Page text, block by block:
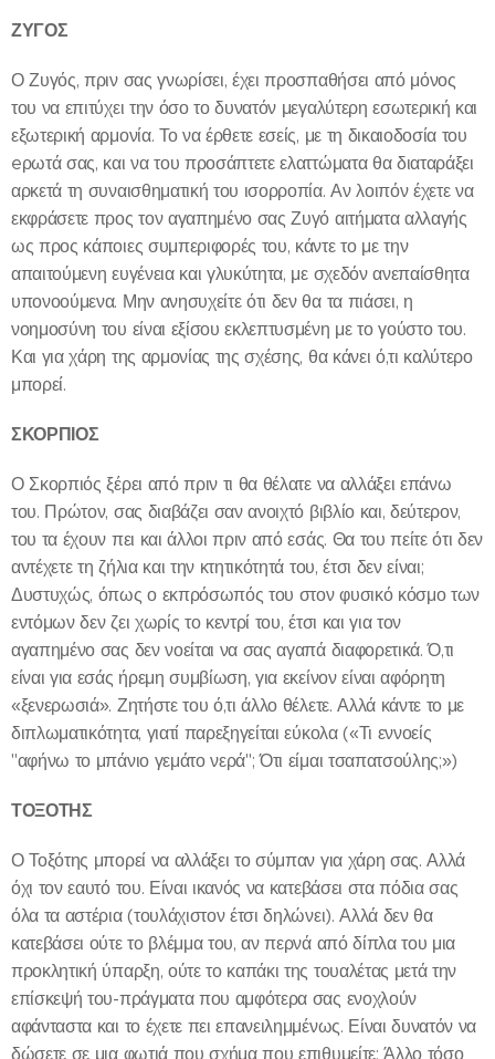
ΖΥΓΟΣ
Ο Ζυγός, πριν σας γνωρίσει, έχει προσπαθήσει από μόνος
του να επιτύχει την όσο το δυνατόν μεγαλύτερη εσωτερική και
εξωτερική αρμονία. Το να έρθετε εσείς, με τη δικαιοδοσία του
eρωτά σας, και να του προσάπτετε ελαττώματα θα διαταράξει
αρκετά τη συναισθηματική του ισορροπία. Αν λοιπόν έχετε να
εκφράσετε προς τον αγαπημένο σας Ζυγό αιτήματα αλλαγής
ως προς κάποιες συμπεριφορές του, κάντε το με την
απαιτούμενη ευγένεια και γλυκύτητα, με σχεδόν ανεπαίσθητα
υπονοούμενα. Μην ανησυχείτε ότι δεν θα τα πιάσει, η
νοημοσύνη του είναι εξίσου εκλεπτυσμένη με το γούστο του.
Και για χάρη της αρμονίας της σχέσης, θα κάνει ό,τι καλύτερο
μπορεί.
ΣΚΟΡΠΙΟΣ
Ο Σκορπιός ξέρει από πριν τι θα θέλατε να αλλάξει επάνω
του. Πρώτον, σας διαβάζει σαν ανοιχτό βιβλίο και, δεύτερον,
του τα έχουν πει και άλλοι πριν από εσάς. Θα του πείτε ότι δεν
αντέχετε τη ζήλια και την κτητικότητά του, έτσι δεν είναι;
Δυστυχώς, όπως ο εκπρόσωπός του στον φυσικό κόσμο των
εντόμων δεν ζει χωρίς το κεντρί του, έτσι και για τον
αγαπημένο σας δεν νοείται να σας αγαπά διαφορετικά. Ό,τι
είναι για εσάς ήρεμη συμβίωση, για εκείνον είναι αφόρητη
«ξενερωσιά». Ζητήστε του ό,τι άλλο θέλετε. Αλλά κάντε το με
διπλωματικότητα, γιατί παρεξηγείται εύκολα («Τι εννοείς
"αφήνω το μπάνιο γεμάτο νερά"; Ότι είμαι τσαπατσούλης;»)
ΤΟΞΟΤΗΣ
Ο Τοξότης μπορεί να αλλάξει το σύμπαν για χάρη σας. Αλλά
όχι τον εαυτό του. Είναι ικανός να κατεβάσει στα πόδια σας
όλα τα αστέρια (τουλάχιστον έτσι δηλώνει). Αλλά δεν θα
κατεβάσει ούτε το βλέμμα του, αν περνά από δίπλα του μια
προκλητική ύπαρξη, ούτε το καπάκι της τουαλέτας μετά την
επίσκεψή του-πράγματα που αμφότερα σας ενοχλούν
αφάνταστα και το έχετε πει επανειλημμένως. Είναι δυνατόν να
δώσετε σε μια φωτιά που σχήμα που επιθυμείτε; Άλλο τόσο